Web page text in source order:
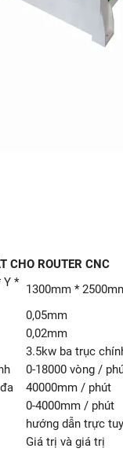
CHO ROUTER CNC
Y * 1300mm *
0,05mm
0,02mm
3.5kw ba trục
0-18000 vòng /
40000mm / phút
0-4000mm / phút
hướng dẫn trực
Giá trị và giá trị